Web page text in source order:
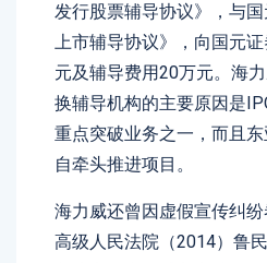
发行股票辅导协议》，与
上市辅导协议》，向国元
元及辅导费用20万元。海
换辅导机构的主要原因是
重点突破业务之一，而且
自牵头推进项目。
海力威还曾因虚假宣传纠
高级人民法院（2014）鲁